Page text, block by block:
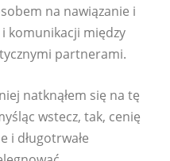
na nawiązanie i
komunikacji między
partnerami.
natknąłem się na tę
wstecz, tak, cenię
i długotrwałe